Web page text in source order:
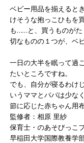
ベビー用品を揃えると
けそうな抱っこひもを
も……と、買うものが
切なものの１つが、ベ
一日の大半を眠って過
たいところですね。
でも、自分が寝るわけ
いうママとパパは少な
節に応じた赤ちゃん用
監修者：相原 里紗
保育士・のあそびっこ
早稲田大学国際教養学